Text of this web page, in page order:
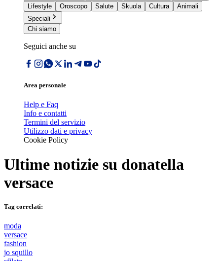
Lifestyle
Oroscopo Salute Skuola Cultura
Animali
Speciali
Chi siamo
Seguici anche su
Area personale
Help e Faq
Info e contatti
Termini del servizio
Utilizzo dati e privacy
Cookie Policy
Ultime notizie su donatella
versace
Tag correlati:
moda
versace
fashion
jo squillo